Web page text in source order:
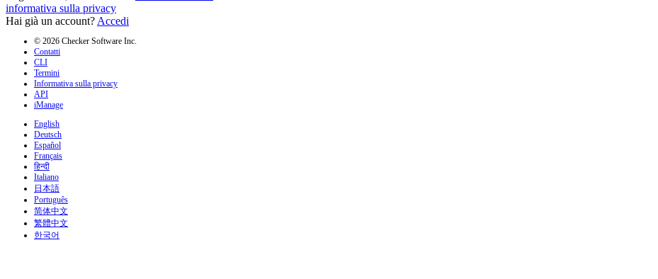
informativa sulla privacy
Hai già un account? Accedi
© 2026 Checker Software Inc.
Contatti
CLI
Termini
Informativa sulla privacy
API
iManage
English
Deutsch
Español
Français
हिन्दी
Italiano
日本語
Português
简体中文
繁體中文
한국어